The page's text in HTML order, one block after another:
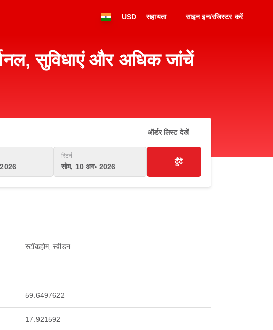
USD सहायता साइन इन/रजिस्टर करें
सुविधाएं और अधिक जांचें
ऑर्डर लिस्ट देखें
रिटर्न
सोम, 10 अग॰ 2026
ढूँढें
स्टॉकहोम, स्वीडन
59.6497622
17.921592